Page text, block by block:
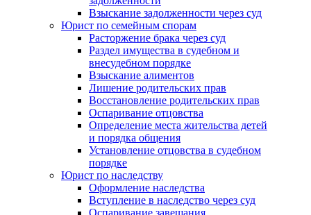
Взыскание задолженности через суд
Юрист по семейным спорам
Расторжение брака через суд
Раздел имущества в судебном и
внесудебном порядке
Взыскание алиментов
Лишение родительских прав
Восстановление родительских прав
Оспаривание отцовства
Определение места жительства детей
и порядка общения
Установление отцовства в судебном
порядке
Юрист по наследству
Оформление наследства
Вступление в наследство через суд
Оспаривание завещания